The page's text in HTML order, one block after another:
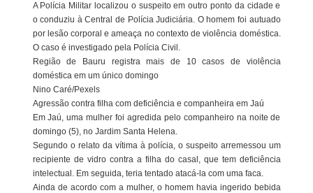
A Polícia Militar localizou o suspeito em outro ponto da cidade e
o conduziu à Central de Polícia Judiciária. O homem foi autuado
por lesão corporal e ameaça no contexto de violência doméstica.
O caso é investigado pela Polícia Civil.
Região de Bauru registra mais de 10 casos de violência
doméstica em um único domingo
Nino Caré/Pexels
Agressão contra filha com deficiência e companheira em Jaú
Em Jaú, uma mulher foi agredida pelo companheiro na noite de
domingo (5), no Jardim Santa Helena.
Segundo o relato da vítima à polícia, o suspeito arremessou um
recipiente de vidro contra a filha do casal, que tem deficiência
intelectual. Em seguida, teria tentado atacá-la com uma faca.
Ainda de acordo com a mulher, o homem havia ingerido bebida